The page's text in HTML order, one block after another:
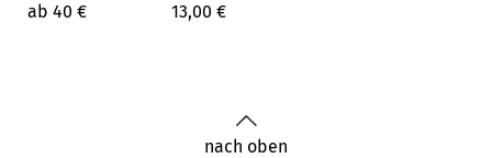
ab 40 €
13,00 €
nach oben